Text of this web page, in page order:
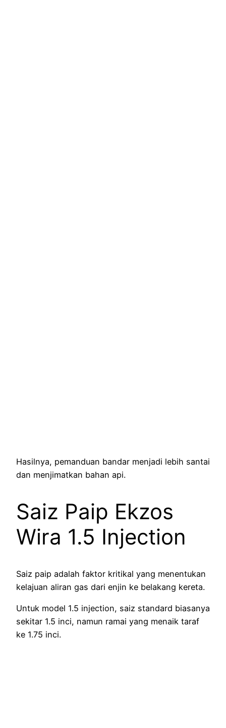
Hasilnya, pemanduan bandar menjadi lebih santai
dan menjimatkan bahan api.
Saiz Paip Ekzos
Wira 1.5 Injection
Saiz paip adalah faktor kritikal yang menentukan
kelajuan aliran gas dari enjin ke belakang kereta.
Untuk model 1.5 injection, saiz standard biasanya
sekitar 1.5 inci, namun ramai yang menaik taraf
ke 1.75 inci.